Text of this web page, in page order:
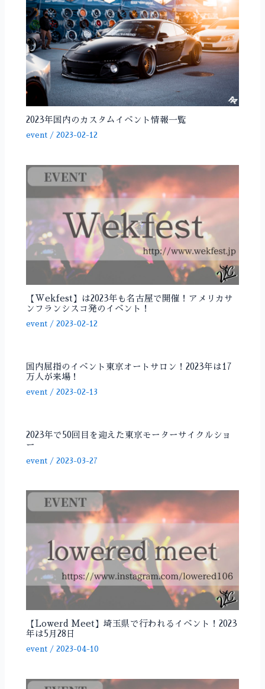
2023年国内のカスタムイベント情報一覧
event /2023-02-12
【Wekfest】は2023年も名古屋で開催！アメリカサ
ンフランシスコ発のイベント！
event /2023-02-12
国内屈指のイベント東京オートサロン！2023年は17
万人が来場！
event /2023-02-13
2023年で50回目を迎えた東京モーターサイクルショ
ー
event /2023-03-27
【Lowerd Meet】埼玉県で行われるイベント！2023
年は5月28日
event /2023-04-10